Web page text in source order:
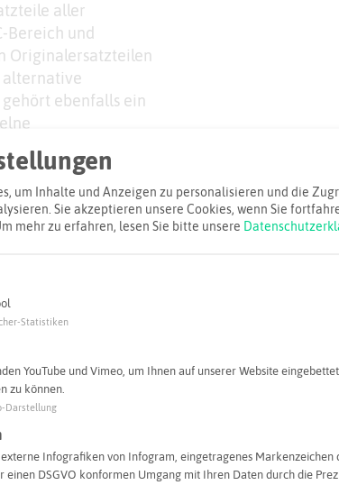
aller
Bereich und
Originalersatzteilen
alternative
ebenfalls ein
zu messen
Sensoren. Somit
die einen
von Produkten
TecLabS
um Inhalte und Anzeigen zu personalisieren und die
Sie akzeptieren unsere Cookies, wenn Sie
mehr zu erfahren, lesen Sie bitte unsere
Statistiken
YouTube und Vimeo, um Ihnen auf unserer Website
zu können.
Darstellung
Infografiken von Infogram, eingetragenes Markenzeichen
einen DSGVO konformen Umgang mit Ihren Daten durch die